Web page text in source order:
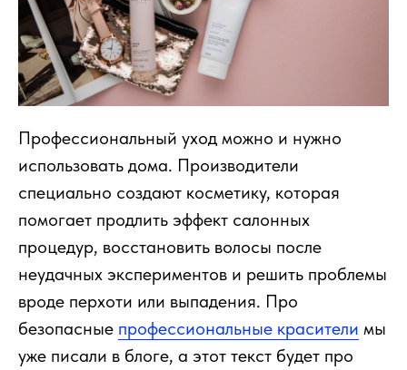
Профессиональный уход можно и нужно
использовать дома. Производители
специально создают косметику, которая
помогает продлить эффект салонных
процедур, восстановить волосы после
неудачных экспериментов и решить проблемы
вроде перхоти или выпадения. Про
безопасные профессиональные красители мы
уже писали в блоге, а этот текст будет про